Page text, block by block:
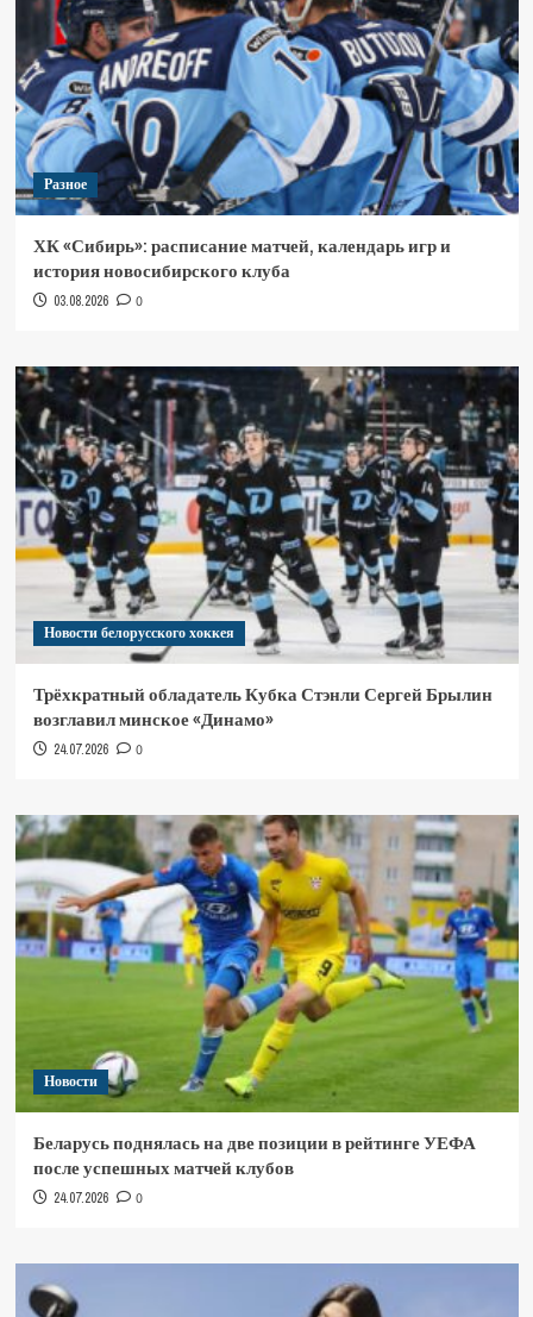
Разное
ХК «Сибирь»: расписание матчей, календарь игр и
история новосибирского клуба
03.08.2026 0
Новости белорусского хоккея
Трёхкратный обладатель Кубка Стэнли Сергей Брылин
возглавил минское «Динамо»
24.07.2026 0
Новости
Беларусь поднялась на две позиции в рейтинге УЕФА
после успешных матчей клубов
24.07.2026 0